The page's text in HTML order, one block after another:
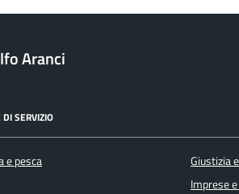
Aranci
DI SERVIZIO
e pesca
Giustizia
Imprese